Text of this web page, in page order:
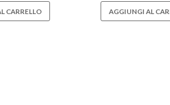
CARRELLO AGGIUNGI AL